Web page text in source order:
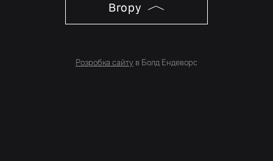
Вгору
Розробка сайту в Болд Ендеворс